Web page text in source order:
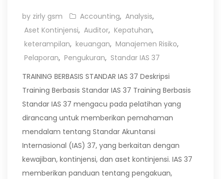
by zirly gsm Accounting, Analysis,
Aset Kontinjensi, Auditor, Kepatuhan,
keterampilan, keuangan, Manajemen Risiko,
Pelaporan, Pengukuran, Standar IAS 37
TRAINING BERBASIS STANDAR IAS 37 Deskripsi
Training Berbasis Standar IAS 37 Training Berbasis
Standar IAS 37 mengacu pada pelatihan yang
dirancang untuk memberikan pemahaman
mendalam tentang Standar Akuntansi
Internasional (IAS) 37, yang berkaitan dengan
kewajiban, kontinjensi, dan aset kontinjensi. IAS 37
memberikan panduan tentang pengakuan,